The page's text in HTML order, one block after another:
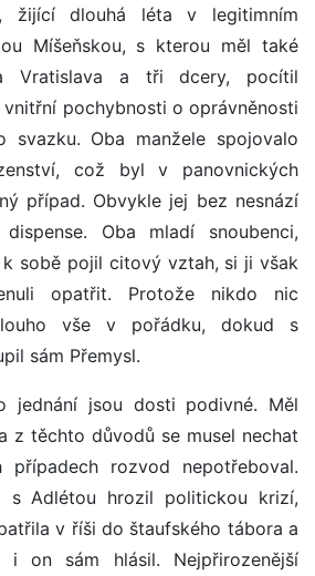
žijící dlouhá léta v legitimním
Míšeňskou, s kterou měl také
Vratislava a tři dcery, pocítil
pochybnosti o oprávněnosti
svazku. Oba manžele spojovalo
což byl v panovnických
případ. Obvykle jej bez nesnází
Oba mladí snoubenci,
sobě pojil citový vztah, si ji však
opatřit. Protože nikdo nic
vše v pořádku, dokud s
sám Přemysl.
jednání jsou dosti podivné. Měl
z těchto důvodů se musel nechat
rozvod nepotřeboval.
s Adlétou hrozil politickou krizí,
v říši do štaufského tábora a
on sám hlásil. Nejpřirozenější